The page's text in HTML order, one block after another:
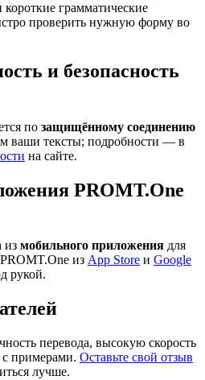
короткие грамматические
проверить нужную форму во
и безопасность
по защищённому соединению
ваши тексты; подробности — в
на сайте.
PROMT.One
из мобильного приложения для
из App Store и Google
рукой.
перевода, высокую скорость
с примерами. Оставьте свой отзыв
лучше.